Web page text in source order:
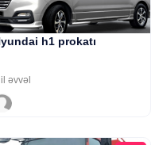
h1 prokatı
əvvəl